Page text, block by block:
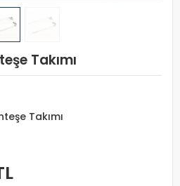
Takımı
Takımı